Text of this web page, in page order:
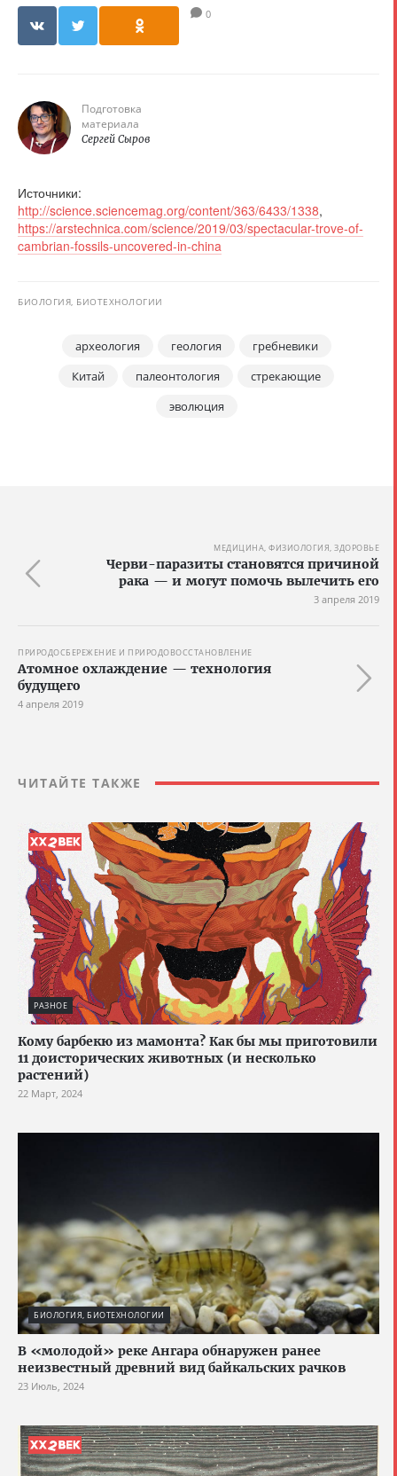
0
Подготовка
материала
Сергей Сыров
Источники:
http://science.sciencemag.org/content/363/6433/1338,
https://arstechnica.com/science/2019/03/spectacular-trove-of-
cambrian-fossils-uncovered-in-china
БИОЛОГИЯ, БИОТЕХНОЛОГИИ
археология геология
гребневики
Китай
палеонтология
стрекающие
эволюция
МЕДИЦИНА, ФИЗИОЛОГИЯ, ЗДОРОВЬЕ
Черви-паразиты становятся причиной
рака — и могут помочь вылечить его
3 апреля 2019
ПРИРОДОСБЕРЕЖЕНИЕ И ПРИРОДОВОССТАНОВЛЕНИЕ
Атомное охлаждение — технология
будущего
4 апреля 2019
ЧИТАЙТЕ ТАКЖЕ
РАЗНОЕ
Кому барбекю из мамонта? Как бы мы приготовили
11 доисторических животных (и несколько
растений)
22 Март, 2024
БИОЛОГИЯ, БИОТЕХНОЛОГИИ
В «молодой» реке Ангара обнаружен ранее
неизвестный древний вид байкальских рачков
23 Июль, 2024